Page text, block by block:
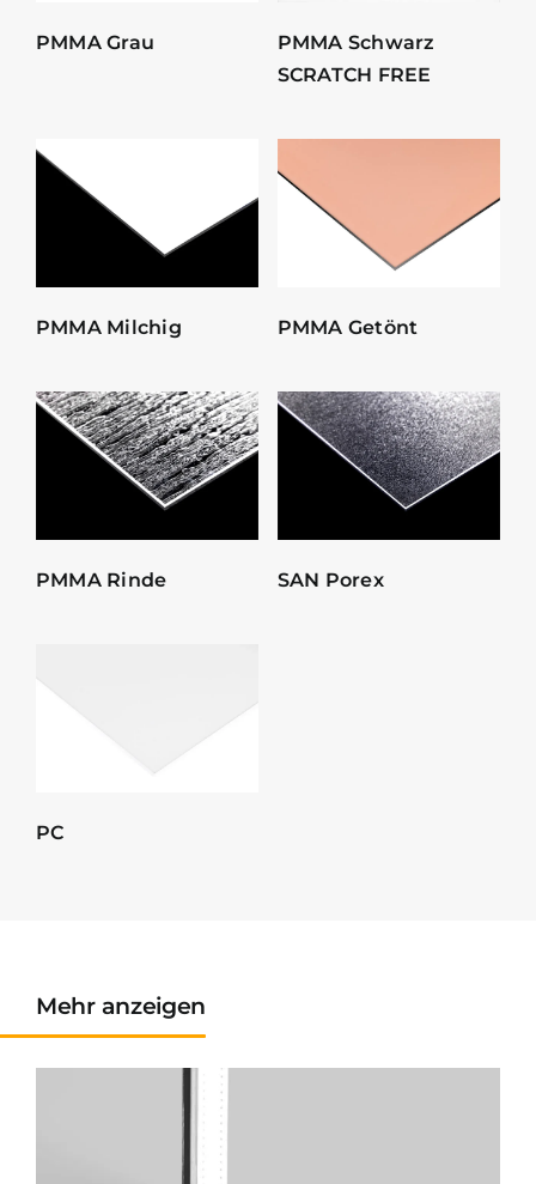
PMMA Grau
PMMA Schwarz
SCRATCH FREE
PMMA Milchig PMMA Getönt
PMMA Rinde SAN Porex
PC
Mehr anzeigen